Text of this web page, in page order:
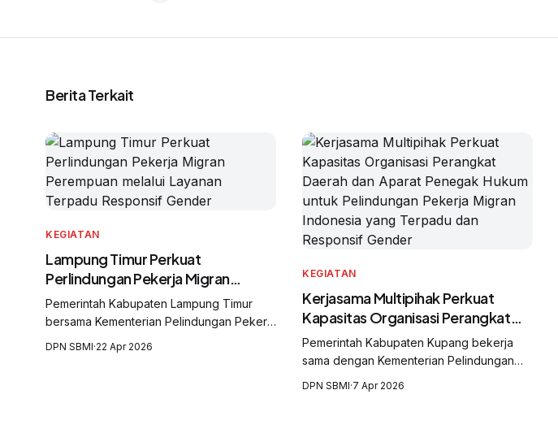
Berita Terkait
KEGIATAN
Lampung Timur Perkuat
Perlindungan Pekerja Migran
Perempuan melalui Layanan
Terpadu Responsif Gender
Pemerintah Kabupaten Lampung Timur
bersama Kementerian Pelindungan Pekerja
International Labour Organization (ILO),
DPN SBMI·22 Apr 2026
KEGIATAN
Kerjasama Multipihak Perkuat
Kapasitas Organisasi Perangkat
Daerah dan Aparat Penegak
Hukum untuk Pelindungan Pekerja
Responsif Gender
Pemerintah Kabupaten Kupang bekerja
sama dengan Kementerian Pelindungan
Serikat Buruh Migran Indonesia (SBMI),
DPN SBMI·7 Apr 2026